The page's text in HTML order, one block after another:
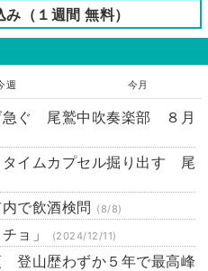
（１週間 無料）
週 今月
ぐ 尾鷲中吹奏楽部 ８月
イムカプセル掘り出す 尾
で飲酒検問 (8/8)
ョ」 (2024/12/11)
登山歴わずか５年で最高峰